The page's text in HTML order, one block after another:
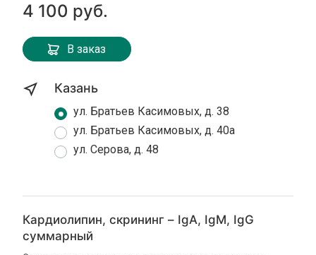
4 100 руб.
В заказ
Казань
ул. Братьев Касимовых, д. 38
ул. Братьев Касимовых, д. 40а
ул. Серова, д. 48
Кардиолипин, скрининг – IgA, IgM, IgG
суммарный